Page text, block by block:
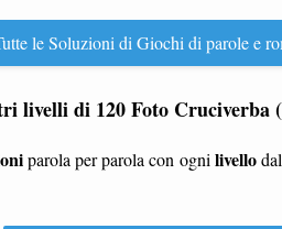
le Soluzioni di Giochi di parole e
livelli di 120 Foto Cruciverba
parola per parola con ogni livello